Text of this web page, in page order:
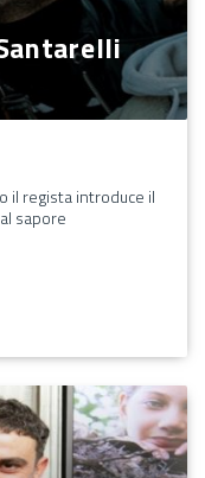
il regista introduce il
sapore